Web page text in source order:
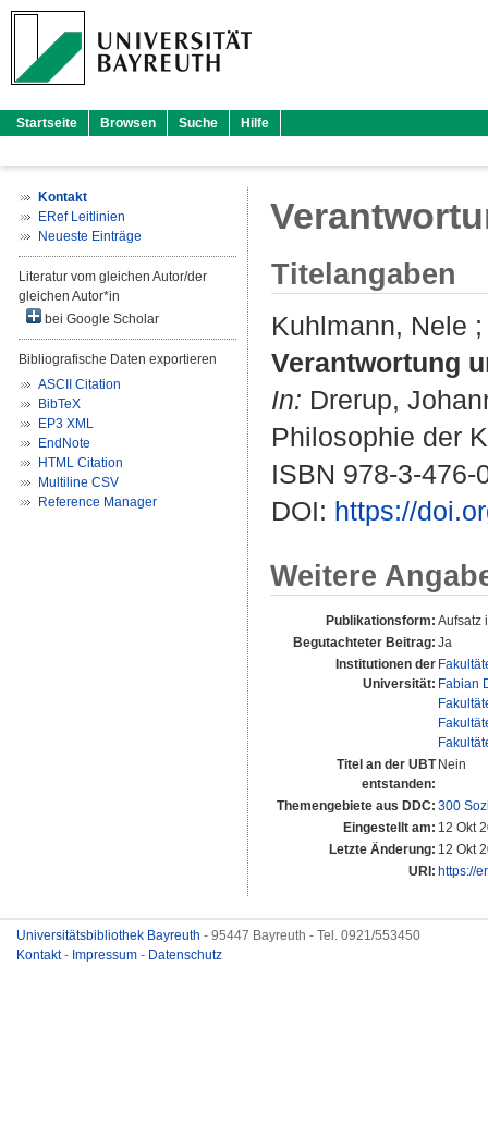
Startseite Browsen Suche Hilfe
Kontakt
ERef Leitlinien
Neueste Einträge
Literatur vom gleichen Autor/der
gleichen Autor*in
bei Google Scholar
Bibliografische Daten exportieren
ASCII Citation
BibTeX
EP3 XML
EndNote
HTML Citation
Multiline CSV
Reference Manager
Titelangaben
Kuhlmann, Nele
Verantwortung
In: Drerup,
Philosophie der
ISBN 978-3-476-
DOI: https://
Weitere
Publikationsform: Aufsatz
Begutachteter Beitrag: Ja
Institutionen der
Universität: Fabian
Titel an der UBT
entstanden:
Nein
Themengebiete aus DDC: 300
Eingestellt am: 12 Okt
Letzte Änderung: 12 Okt
URI: https://
Universitätsbibliothek Bayreuth - 95447 Bayreuth - Tel. 0921/553450
Kontakt- Impressum - Datenschutz